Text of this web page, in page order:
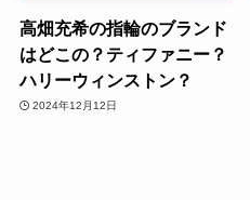
高畑充希の指輪のブランド
はどこの？ティファニー？
ハリーウィンストン？
2024年12月12日